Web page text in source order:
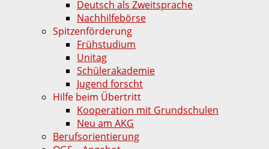
Deutsch als Zweitsprache
Nachhilfebörse
Spitzenförderung
Frühstudium
Unitag
Schülerakademie
Jugend forscht
Hilfe beim Übertritt
Kooperation mit Grundschulen
Neu am AKG
Berufsorientierung